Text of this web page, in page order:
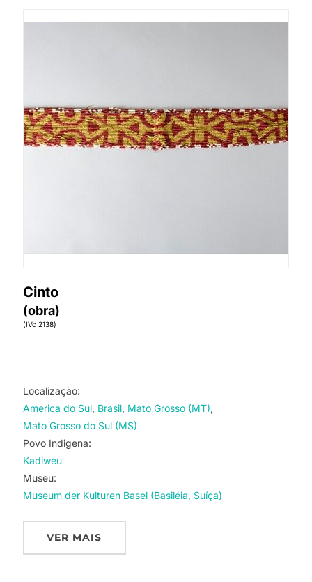
Cinto
(obra)
(IVc 2138)
Localização:
America do Sul Brasil Mato Grosso (MT)
Mato Grosso do Sul (MS)
Povo Indigena:
Kadiwéu
Museu:
Museum der Kulturen Basel (Basiléia, Suíça)
VER MAIS